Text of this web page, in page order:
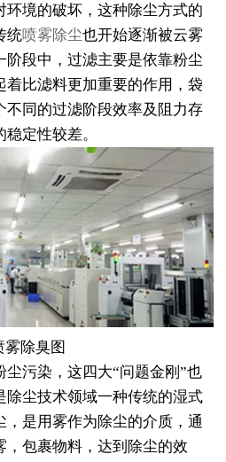
环境的破坏，这种除尘方式的
统喷雾除尘也开始逐渐被云雾
阶段中，过滤主要是依靠粉尘
着比滤料更加重要的作用，袋
不同的过滤阶段效率及阻力存
定性较差。
雾除臭图
污染，这四大“问题金刚”也
除尘技术领域一种传统的湿式
，是用雾作为除尘的介质，通
，包裹物料，达到除尘的效